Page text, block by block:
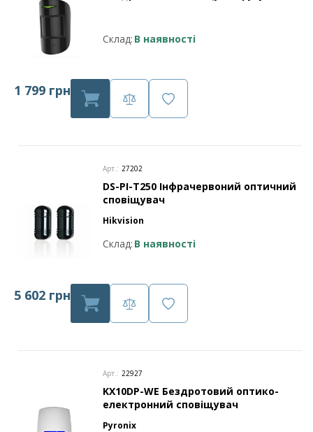
Склад: В наявності
1 799 грн
Арт.: 27202
DS-PI-T250 Інфрачервоний оптичний
сповіщувач
Hikvision
Склад: В наявності
5 602 грн
Арт.: 22927
KX10DP-WE Бездротовий оптико-
електронний сповіщувач
Pyronix